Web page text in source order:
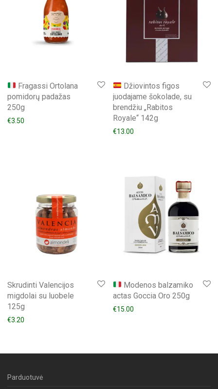
Fragassi Ortolana
pomidorų padažas
250g
€3.50
Džiovintos figos
juodajame šokolade, su
brendžiu „Rabitos
Royale“ 142g
€13.00
Skrudinti Valencijos
migdolai su luobele
125g
€3.20
Modenos balzamiko
actas Goccia Oro 250g
€15.00
Parduotuvė